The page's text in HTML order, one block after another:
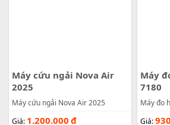
Máy cứu ngải Nova Air
2025
Máy cứu ngải Nova Air 2025
Giá: 1.200.000 đ
Máy
7180
Máy đo
Giá: